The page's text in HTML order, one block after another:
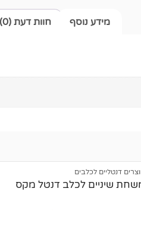
מידע נוסף חוות דעת (0)
דנטליים לכלבים
שיניים לכלב דנטל מקס